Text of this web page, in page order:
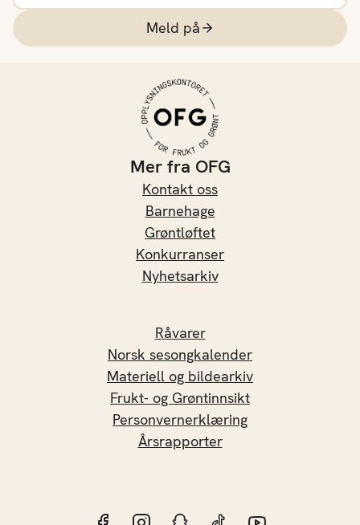
Meld på
Mer fra OFG
Kontakt oss
Barnehage
Grøntløftet
Konkurranser
Nyhetsarkiv
Råvarer
Norsk sesongkalender
Materiell og bildearkiv
Frukt- og Grøntinnsikt
Personvernerklæring
Årsrapporter